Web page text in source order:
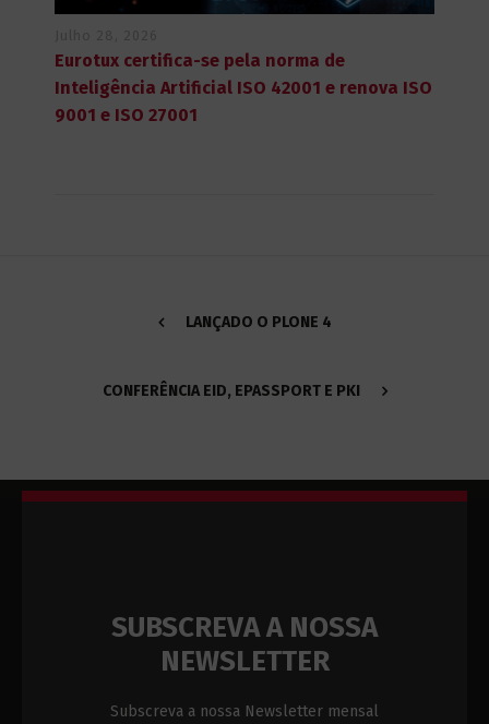
Eurotux certifica-se pela norma de
Inteligência Artificial ISO 42001 e renova ISO
9001 e ISO 27001
LANÇADO O PLONE 4
CONFERÊNCIA EID, EPASSPORT E PKI
SUBSCREVA A NOSSA
NEWSLETTER
Subscreva a nossa Newsletter mensal